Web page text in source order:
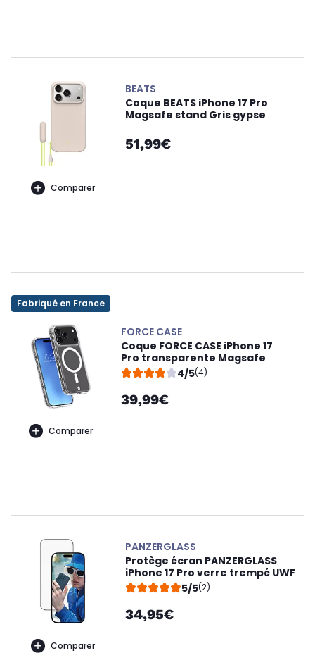
Comparer
BEATS
Coque BEATS iPhone 17 Pro
Magsafe stand Gris gypse
51,99€
Fabriqué en France
Comparer
FORCE CASE
Coque FORCE CASE iPhone 17
Pro transparente Magsafe
4/5(4)
39,99€
Comparer
PANZERGLASS
Protège écran PANZERGLASS
iPhone 17 Pro verre trempé UWF
5/5(2)
34,95€